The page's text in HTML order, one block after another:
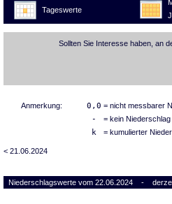
Tageswerte
Sollten Sie Interesse haben, an
Anmerkung: 0,0 = nicht messbarer
- = kein Niederschlag
k = kumulierter
< 21.06.2024
Niederschlagswerte vom 22.06.2024 -